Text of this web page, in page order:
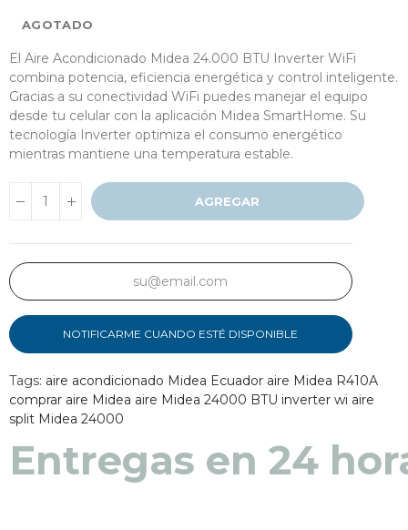
AGOTADO
El Aire Acondicionado Midea 24.000 BTU Inverter WiFi
combina potencia, eficiencia energética y control inteligente.
Gracias a su conectividad WiFi puedes manejar el equipo
desde tu celular con la aplicación Midea SmartHome. Su
tecnología Inverter optimiza el consumo energético
mientras mantiene una temperatura estable.
AGREGAR
NOTIFICARME CUANDO ESTÉ DISPONIBLE
Tags: aire acondicionado Midea Ecuador aire Midea R410A
comprar aire Midea aire Midea 24000 BTU inverter wi aire
split Midea 24000
Entregas en 24